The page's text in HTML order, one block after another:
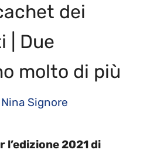
dei
| Due
molto di più
Nina Signore
l’edizione 2021 di